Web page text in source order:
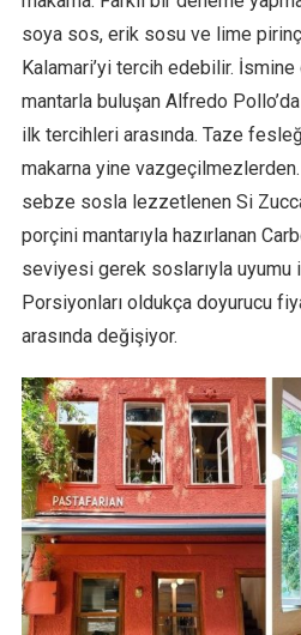
soya sos, erik sosu ve lime
Kalamari’yi tercih edebilir.
mantarla buluşan Alfredo
ilk tercihleri arasında. Taze
makarna yine
sebze sosla lezzetlenen Si
porçini mantarıyla hazırlanan
seviyesi gerek soslarıyla uyumu
Porsiyonları oldukça doyurucu
arasında değişiyor.